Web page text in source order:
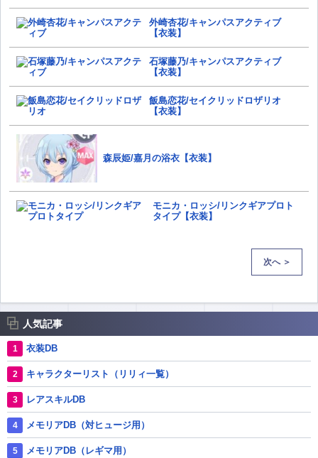
外崎杏花/キャンパスアクティブ
【衣装】
石塚藤乃/キャンパスアクティブ
【衣装】
飯島恋花/セイクリッドロザリオ
【衣装】
森辰姫/嘉月の浴衣【衣装】
モニカ・ロッシ/リンクギアプロト
タイプ【衣装】
次へ ＞
人気記事
衣装DB
キャラクターリスト（リリィ一覧）
レアスキルDB
メモリアDB（対ヒュージ用）
メモリアDB（レギマ用）